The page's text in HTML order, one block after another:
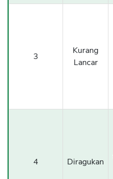
3
Kurang
Lancar
4 Diragukan